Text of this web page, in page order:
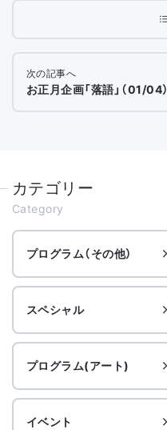
次の記事へ
お正月企画「落語」（01/04）
カテゴリー
Category
プログラム（その他）
スペシャル
プログラム(アート)
イベント